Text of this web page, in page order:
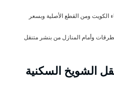
الكويت ومن القطع الأصلية وبسعر
وأمام المنازل من بنشر متنقل
الشويخ السكنية